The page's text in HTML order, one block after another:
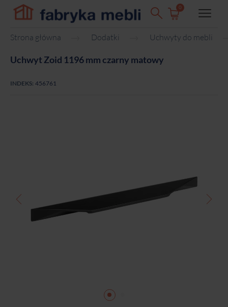
0
Strona główna Dodatki Uchwyty do mebli
Uchwyt Zoid 1196 mm czarny matowy
INDEKS: 456761